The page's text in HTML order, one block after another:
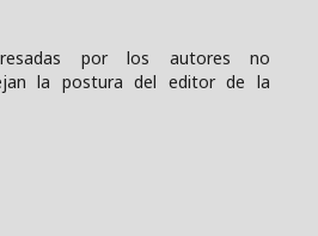
por los autores no
la postura del editor de la